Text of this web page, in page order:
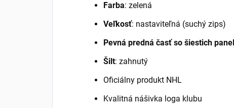
Farba: zelená
Veľkosť: nastaviteľná (suchý zips)
Pevná predná časť so šiestich
Šilt: zahnutý
Oficiálny produkt NHL
Kvalitná nášivka loga klubu